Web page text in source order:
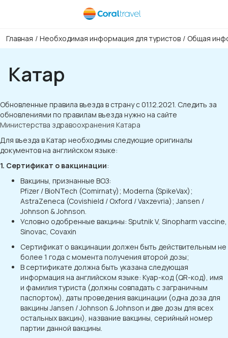
Главная / Необходимая информация для туристов / Общая
Катар
Обновленные правила въезда в страну c 01.12.2021. Следить за
обновлениями по правилам въезда нужно на сайте
Министерства здравоохранения Катара
Для въезда в Катар необходимы следующие оригиналы
документов на английском языке:
1. Сертификат о вакцинации:
Вакцины, признанные ВОЗ:
Pfizer / BioNTech (Comirnaty); Moderna (SpikeVax);
AstraZeneca (Covishield / Oxford / Vaxzevria); Jansen /
Johnson & Johnson.
Условно одобренные вакцины: Sputnik V, Sinopharm vaccine,
Sinovac, ​Covaxin
Сертификат о вакцинации должен быть действительным не
более 1 года с момента получения второй дозы;
В сертификате должна быть указана следующая
информация на английском языке: Куар-код (QR-код), имя
и фамилия туриста (должны совпадать с заграничным
паспортом), даты проведения вакцинации (одна доза для
вакцины Jansen / Johnson & Johnson и две дозы для всех
остальных вакцин), название вакцины, серийный номер
партии данной вакцины.